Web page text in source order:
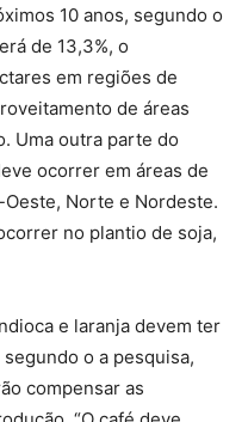
10 anos, segundo o
de 13,3%, o
em regiões de
de áreas
Uma outra parte do
ocorrer em áreas de
Norte e Nordeste.
no plantio de soja,
e laranja devem ter
o a pesquisa,
compensar as